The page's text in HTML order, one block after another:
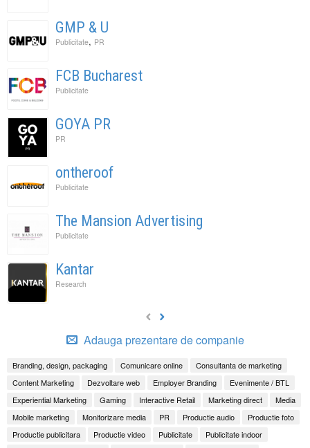
GMP & U
Publicitate, PR
FCB Bucharest
Publicitate
GOYA PR
PR
ontheroof
Publicitate
The Mansion Advertising
Publicitate
Kantar
Research
Adauga prezentare de companie
Branding, design, packaging Comunicare online
Consultanta de marketing
Content Marketing
Dezvoltare web Employer Branding
Evenimente / BTL
Experiential Marketing
Gaming Interactive Retail Marketing direct
Media
Mobile marketing
Monitorizare media PR Productie audio
Productie foto
Productie publicitara
Productie video Publicitate
Publicitate indoor